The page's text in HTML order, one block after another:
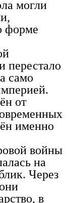
могли
форме
перестало
само
от
именно
войны
на
Через
в